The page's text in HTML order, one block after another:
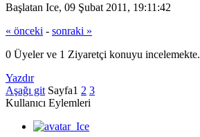
Başlatan Ice, 09 Şubat 2011, 19:11:42
« önceki - sonraki »
0 Üyeler ve 1 Ziyaretçi konuyu incelemekte.
Yazdır
Aşağı git Sayfa1 2 3
Kullanıcı Eylemleri